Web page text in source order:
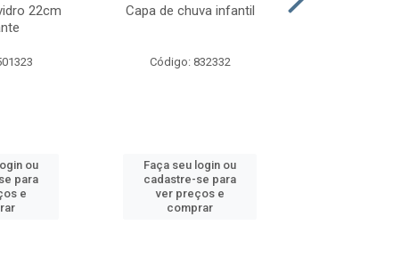
22cm
ou
para
e
Capa de chuva infantil
Código: 832332
Faça seu login ou
cadastre-se para
ver preços e
comprar